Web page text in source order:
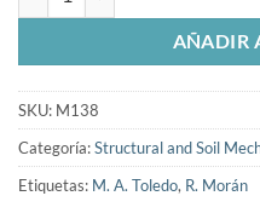
AÑADIR
SKU: M138
Categoría:Structural and Soil
Etiquetas: M. A. Toledo, R. Morán